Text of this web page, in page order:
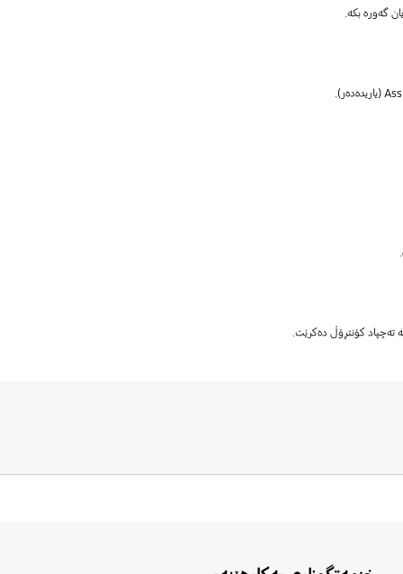
گەورە بکە.
تەچپاد کۆنتڕۆڵ دەکرێت.